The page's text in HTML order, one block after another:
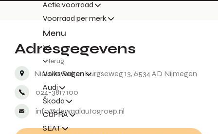
Actie voorraad
Voorraad per merk
Menu
Terug
Volkswagen
Audi
Škoda
CUPRA
SEAT
Adresgegevens
Nieuwe Dukenburgseweg 13, 6534 AD Nijmegen
024-3817100
info@dewaalautogroep.nl